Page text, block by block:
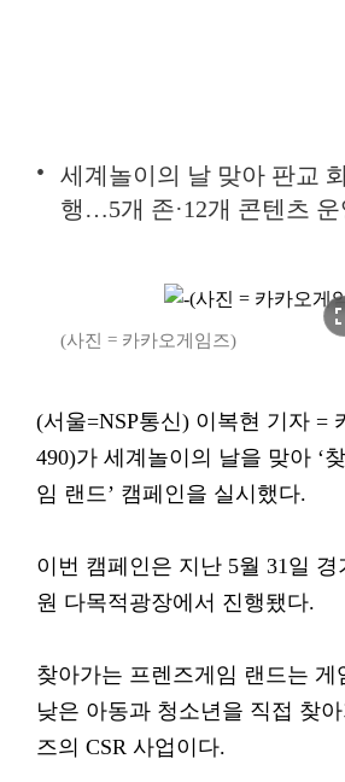
세계놀이의 날 맞아 판교
행…5개 존·12개 콘텐츠 운
(사진 = 카카오게임즈)
(서울=NSP통신) 이복현 기자 =
490)가 세계놀이의 날을 맞아 ‘
임 랜드’ 캠페인을 실시했다.
이번 캠페인은 지난 5월 31일
원 다목적광장에서 진행됐다.
찾아가는 프렌즈게임 랜드는 게
낮은 아동과 청소년을 직접 찾
즈의 CSR 사업이다.